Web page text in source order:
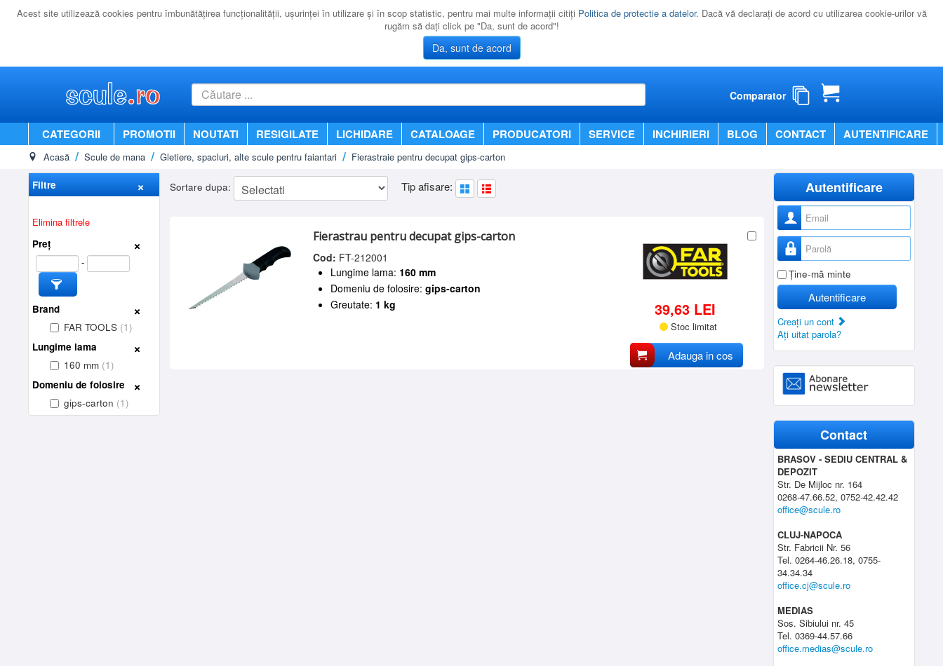
Acest site utilizează cookies pentru îmbunătăţirea funcţionalităţii, uşurinţei în utilizare şi în scop statistic, pentru mai multe informaţii citiţi Politica de protectie a datelor. Dacă vă declaraţi de acord cu utilizarea cookie-urilor vă
rugăm să daţi click pe "Da, sunt de acord"!
Da, sunt de acord
Comparator
CATEGORII PROMOTII NOUTATI RESIGILATE LICHIDARE CATALOAGE PRODUCATORI SERVICE INCHIRIERI BLOG CONTACT AUTENTIFICARE
Acasă Scule de mana Gletiere, spacluri, alte scule pentru faiantari Fierastraie pentru decupat gips-carton
Filtre
Elimina filtrele
Preț
-
Brand
FAR TOOLS (1)
Lungime lama
160 mm (1)
Domeniu de folosire
gips-carton (1)
Sortare dupa: Tip afisare:
Fierastrau pentru decupat gips-carton
Cod: FT-212001
Lungime lama: 160 mm
Domeniu de folosire:gips-carton
Greutate: 1 kg 39,63 LEI
Stoc limitat
Adauga in cos
Autentificare
Nume utilizator
Parolă
Ţine-mă minte
Autentificare
Creaţi un cont
Aţi uitat parola?
Contact
BRASOV - SEDIU CENTRAL &
DEPOZIT
Str. De Mijloc nr. 164
0268-47.66.52, 0752-42.42.42
office@scule.ro
CLUJ-NAPOCA
Str. Fabricii Nr. 56
Tel. 0264-46.26.18, 0755-
34.34.34
office.cj@scule.ro
MEDIAS
Sos. Sibiului nr. 45
Tel. 0369-44.57.66
office.medias@scule.ro